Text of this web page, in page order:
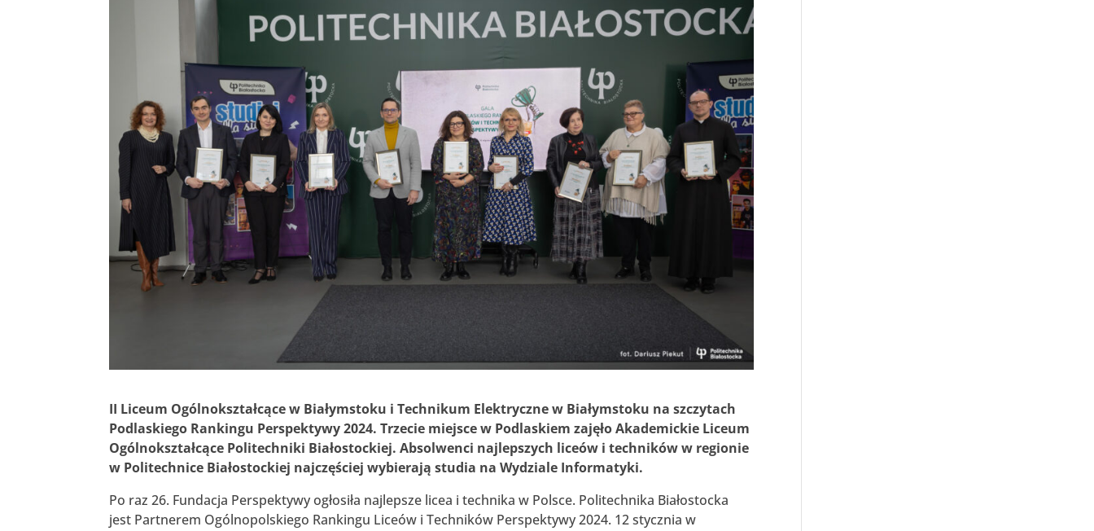
II Liceum Ogólnokształcące w Białymstoku i Technikum Elektryczne w Białymstoku na szczytach
Podlaskiego Rankingu Perspektywy 2024. Trzecie miejsce w Podlaskiem zajęło Akademickie Liceum
Ogólnokształcące Politechniki Białostockiej. Absolwenci najlepszych liceów i techników w regionie
w Politechnice Białostockiej najczęściej wybierają studia na Wydziale Informatyki.
Po raz 26. Fundacja Perspektywy ogłosiła najlepsze licea i technika w Polsce. Politechnika Białostocka
jest Partnerem Ogólnopolskiego Rankingu Liceów i Techników Perspektywy 2024. 12 stycznia w